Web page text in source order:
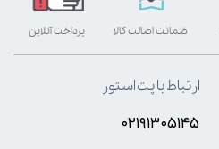
پرداخت آنلاین ضمانت اصالت کالا
ارتباط با پت استور
۰۲۱۹۱۳۰۵۱۴۵